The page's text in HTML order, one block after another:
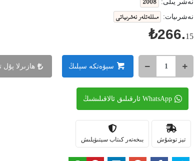
نەشر يىلى:
نەشرىيات: مىللەتلەر نەشرىياتى
₺266.15
سېۋەتكە سېلىڭ ھازىرلا
WhatsApp ئارقىلىق ئالاقىلىشىڭ
تېز توشۇش بىخەتەر كىتاب سېتىۋېلىش